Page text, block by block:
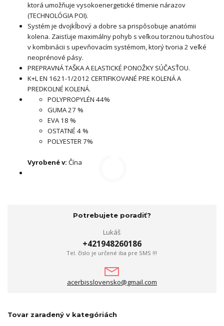
ktorá umožňuje vysokoenergetické tlmenie nárazov
(TECHNOLÓGIA POI).
Systém je dvojkĺbový a dobre sa prispôsobuje anatómii
kolena. Zaisťuje maximálny pohyb s veľkou torznou tuhosťou
v kombinácii s upevňovacím systémom, ktorý tvoria 2 veľké
neoprénové pásy.
PREPRAVNÁ TAŠKA A ELASTICKÉ PONOŽKY SÚČASŤOU.
K+L EN 1621-1/2012 CERTIFIKOVANÉ PRE KOLENÁ A
PREDKOLNÉ KOLENÁ.
POLYPROPYLÉN 44%
GUMA 27 %
EVA 18 %
OSTATNÉ 4 %
POLYESTER 7%
Vyrobené v: Čína
Potrebujete poradiť?
Lukáš
+421948260186
Tel. číslo je určené iba pre SMS !!!
acerbisslovensko@gmail.com
Tovar zaradený v kategóriách